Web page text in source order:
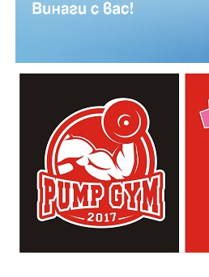
които свират на китара, да
от професионалното им ниво.
– то не е концерт, а
всеки участва по свой начин.
официална програма, няма
изпълнители и разделение
артисти. Всеки е добре
просто да преживее
падащи звезди и желания.